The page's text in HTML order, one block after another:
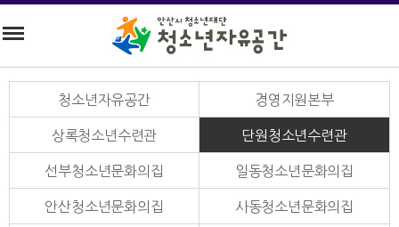
청소년자유공간 경영지원본부
상록청소년수련관 단원청소년수련관
선부청소년문화의집 일동청소년문화의집
안산청소년문화의집 사동청소년문화의집